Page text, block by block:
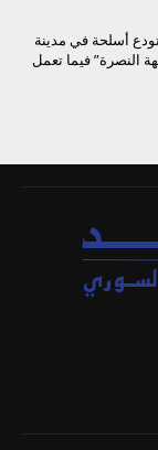
أسلحة في مدينة
النصرة” فيما تعمل